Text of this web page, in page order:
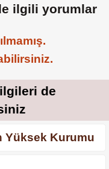
ilgili yorumlar
de
Yüksek Kurumu